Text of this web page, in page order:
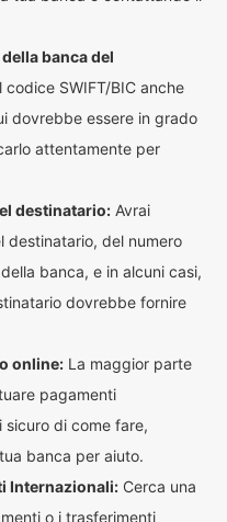
banca del
codice SWIFT/BIC anche
dovrebbe essere in grado
attentamente per
destinatario: Avrai
destinatario, del numero
banca, e in alcuni casi,
dovrebbe fornire
online: La maggior parte
pagamenti
sicuro di come fare,
banca per aiuto.
Internazionali: Cerca una
o i trasferimenti